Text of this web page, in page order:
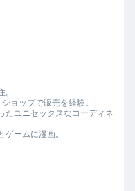
ョップで販売を経験。
たユニセックスなコーディネ
ゲームに漫画。